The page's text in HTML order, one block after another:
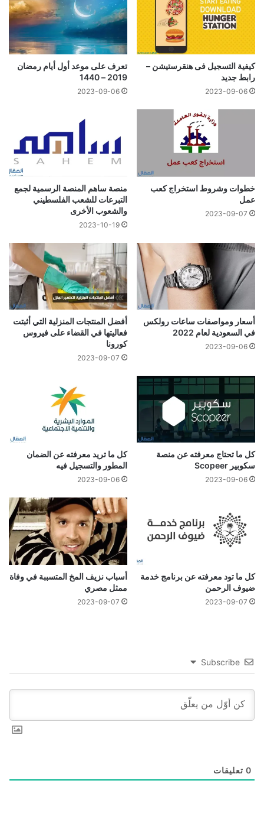
كيفية التسجيل فى هنقرستيشن –
رابط جديد
2023-09-06
تعرف على موعد أول أيام رمضان
2019 – 1440
2023-09-06
خطوات وشروط استخراج كعب
عمل
2023-09-07
منصة ساهم المنصة الرسمية لجمع
التبرعات للشعب الفلسطيني
والشعوب الأخرى
2023-10-19
أسعار ومواصفات ساعات رولكس
في السعودية لعام 2022
2023-09-06
أفضل المنتجات المنزلية التي أثبتت
فعاليتها في القضاء على فيروس
كورونا
2023-09-07
كل ما تحتاج معرفته عن منصة
سكوبير Scopeer
2023-09-06
كل ما تريد معرفته عن الضمان
المطور والتسجيل فيه
2023-09-06
كل ما تود معرفته عن برنامج خدمة
ضيوف الرحمن
2023-09-07
أسباب نزيف المخ المتسببة في وفاة
ممثل مصري
2023-09-07
Subscribe
0 تعليقات